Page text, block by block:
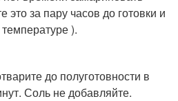
это за пару часов до готовки и
).
до полуготовности в
Соль не добавляйте.